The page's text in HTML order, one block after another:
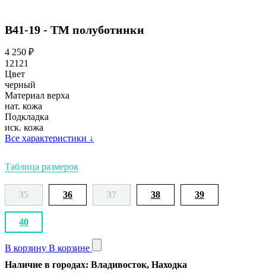
В41-19 - ТМ полуботинки
4 250 ₽
12121
Цвет
черный
Материал верха
нат. кожа
Подкладка
иск. кожа
Все характеристики ↓
Таблица размеров
35 36 37 38 39
40
В корзину В корзине
Наличие в городах: Владивосток, Находка